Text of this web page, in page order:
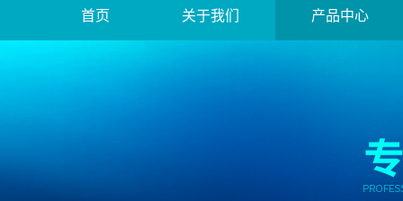
首页 关于我们 产品中心